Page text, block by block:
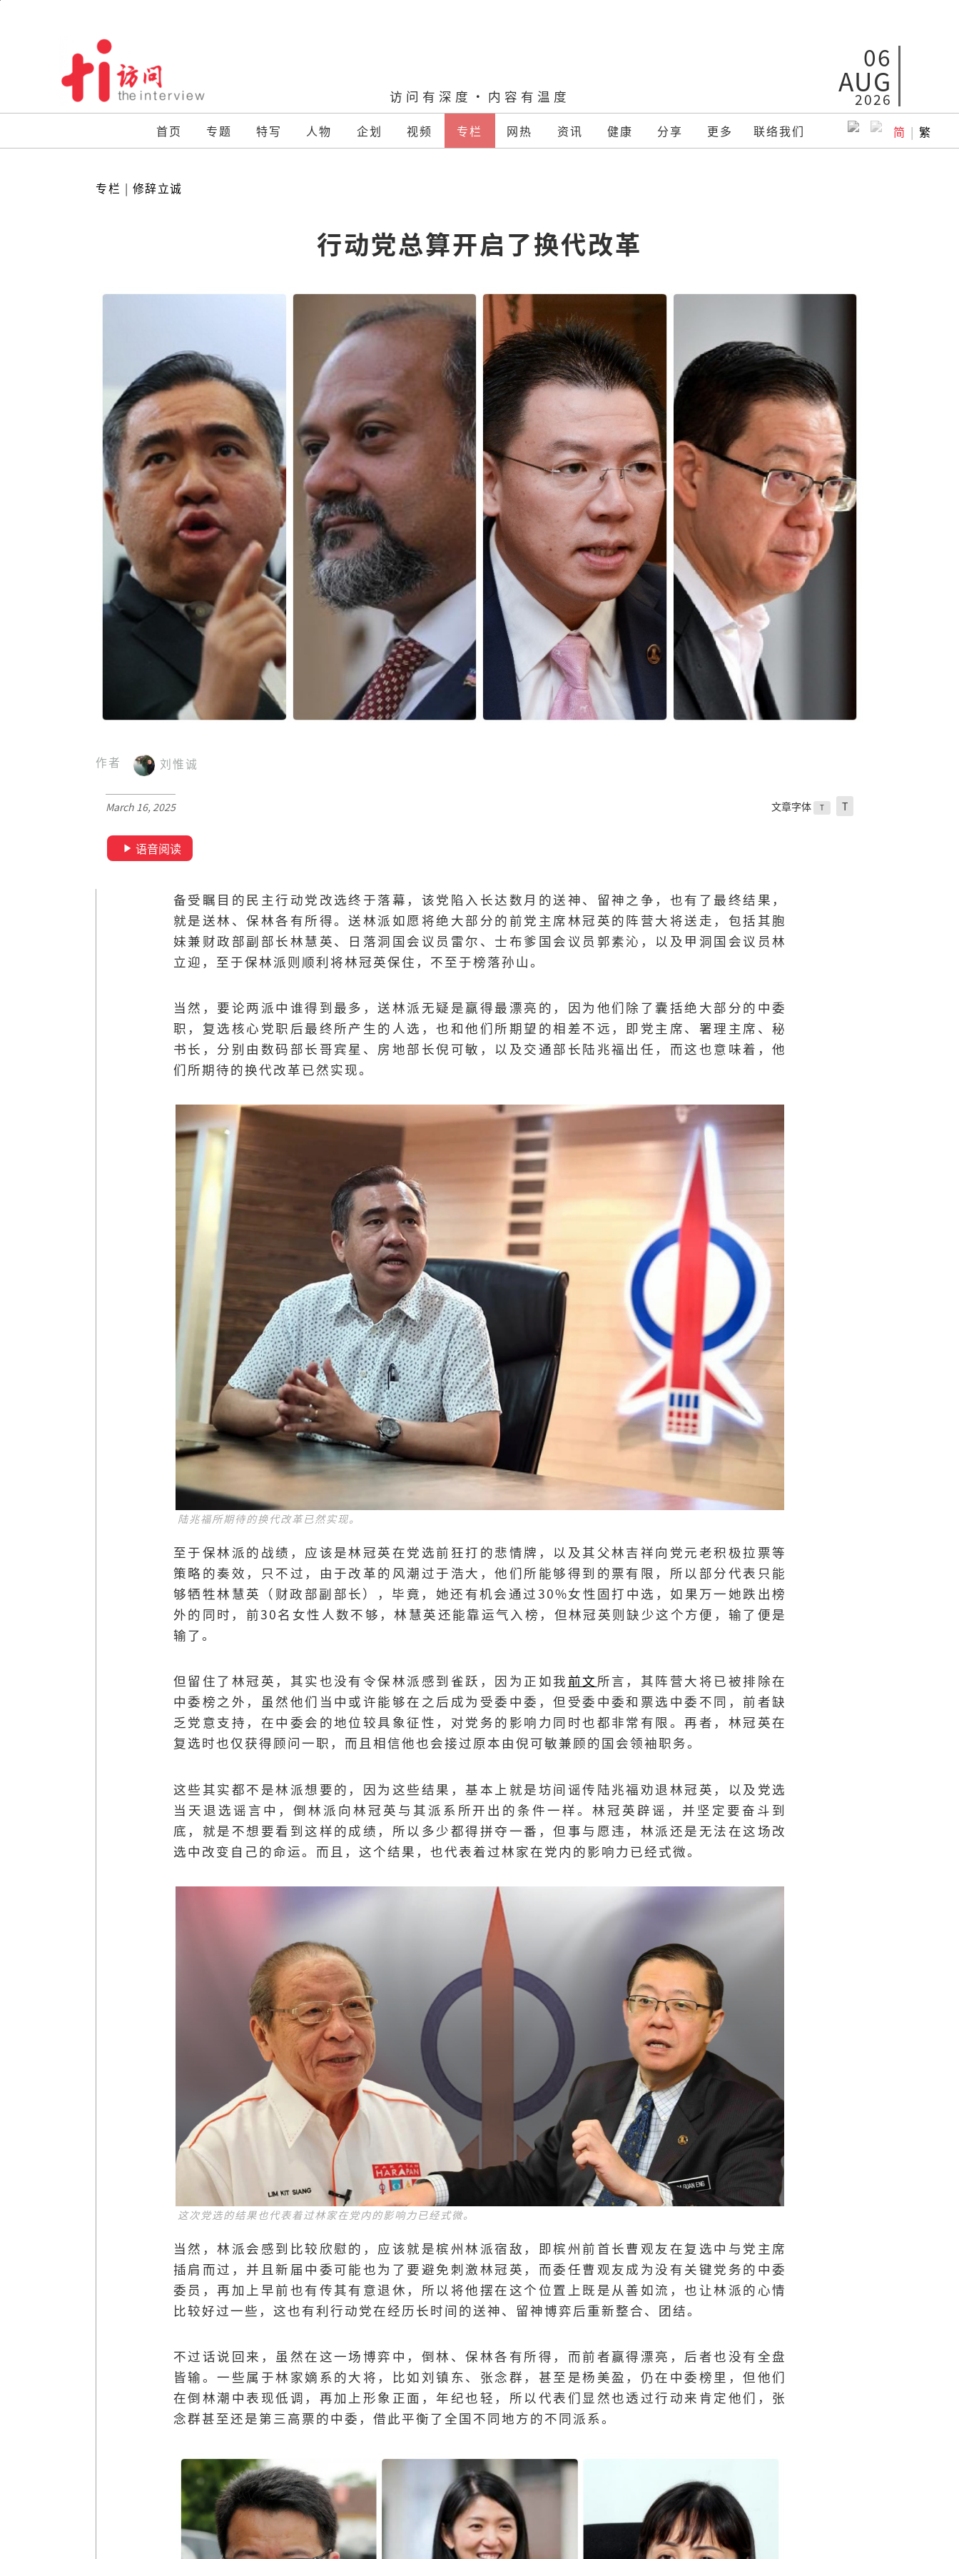
访问有深度·内容有温度
06
AUG
2026
首页 专题 特写 人物 企划 视频 专栏 网热 资讯 健康 分享 更多 联络我们 简 | 繁
专栏 | 修辞立诚
行动党总算开启了换代改革
作者 刘惟诚
March 16, 2025 文章字体 T T
语音阅读
备受瞩目的民主行动党改选终于落幕，该党陷入长达数月的送神、留神之争，也有了最终结果，
就是送林、保林各有所得。送林派如愿将绝大部分的前党主席林冠英的阵营大将送走，包括其胞
妹兼财政部副部长林慧英、日落洞国会议员雷尔、士布爹国会议员郭素沁，以及甲洞国会议员林
立迎，至于保林派则顺利将林冠英保住，不至于榜落孙山。
当然，要论两派中谁得到最多，送林派无疑是赢得最漂亮的，因为他们除了囊括绝大部分的中委
职，复选核心党职后最终所产生的人选，也和他们所期望的相差不远，即党主席、署理主席、秘
书长，分别由数码部长哥宾星、房地部长倪可敏，以及交通部长陆兆福出任，而这也意味着，他
们所期待的换代改革已然实现。
陆兆福所期待的换代改革已然实现。
至于保林派的战绩，应该是林冠英在党选前狂打的悲情牌，以及其父林吉祥向党元老积极拉票等
策略的奏效，只不过，由于改革的风潮过于浩大，他们所能够得到的票有限，所以部分代表只能
够牺牲林慧英（财政部副部长），毕竟，她还有机会通过30%女性固打中选，如果万一她跌出榜
外的同时，前30名女性人数不够，林慧英还能靠运气入榜，但林冠英则缺少这个方便，输了便是
输了。
但留住了林冠英，其实也没有令保林派感到雀跃，因为正如我 前文 所言，其阵营大将已被排除在
中委榜之外，虽然他们当中或许能够在之后成为受委中委，但受委中委和票选中委不同，前者缺
乏党意支持，在中委会的地位较具象征性，对党务的影响力同时也都非常有限。再者，林冠英在
复选时也仅获得顾问一职，而且相信他也会接过原本由倪可敏兼顾的国会领袖职务。
这些其实都不是林派想要的，因为这些结果，基本上就是坊间谣传陆兆福劝退林冠英，以及党选
当天退选谣言中，倒林派向林冠英与其派系所开出的条件一样。林冠英辟谣，并坚定要奋斗到
底，就是不想要看到这样的成绩，所以多少都得拼夺一番，但事与愿违，林派还是无法在这场改
选中改变自己的命运。而且，这个结果，也代表着过林家在党内的影响力已经式微。
这次党选的结果也代表着过林家在党内的影响力已经式微。
当然，林派会感到比较欣慰的，应该就是槟州林派宿敌，即槟州前首长曹观友在复选中与党主席
插肩而过，并且新届中委可能也为了要避免刺激林冠英，而委任曹观友成为没有关键党务的中委
委员，再加上早前也有传其有意退休，所以将他摆在这个位置上既是从善如流，也让林派的心情
比较好过一些，这也有利行动党在经历长时间的送神、留神博弈后重新整合、团结。
不过话说回来，虽然在这一场博弈中，倒林、保林各有所得，而前者赢得漂亮，后者也没有全盘
皆输。一些属于林家嫡系的大将，比如刘镇东、张念群，甚至是杨美盈，仍在中委榜里，但他们
在倒林潮中表现低调，再加上形象正面，年纪也轻，所以代表们显然也透过行动来肯定他们，张
念群甚至还是第三高票的中委，借此平衡了全国不同地方的不同派系。